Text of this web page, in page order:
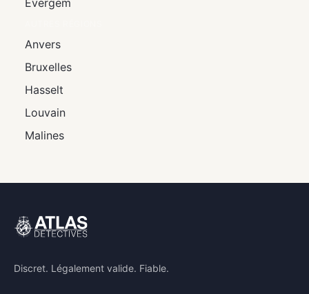
Evergem
Anvers
Bruxelles
Hasselt
Louvain
Malines
Discret. Légalement valide. Fiable.